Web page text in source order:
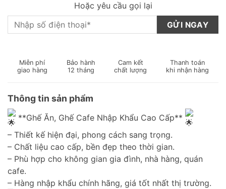
Hoặc yêu cầu gọi lại
Miễn phí
giao hàng
Bảo hành
12 tháng
Cam kết
chất lượng
Thanh toán
khi nhận hàng
Thông tin sản phẩm
**Ghế Ăn, Ghế Cafe Nhập Khẩu Cao Cấp**
– Thiết kế hiện đại, phong cách sang trọng.
– Chất liệu cao cấp, bền đẹp theo thời gian.
– Phù hợp cho không gian gia đình, nhà hàng, quán
cafe.
– Hàng nhập khẩu chính hãng, giá tốt nhất thị trường.